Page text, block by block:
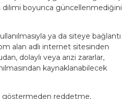
dilimi boyunca güncellenmediğini
ya da siteye bağlantı
alan adlı internet sitesinden
dolaylı veya arızi zararlar,
kaynaklanabilecek
göstermeden reddetme,